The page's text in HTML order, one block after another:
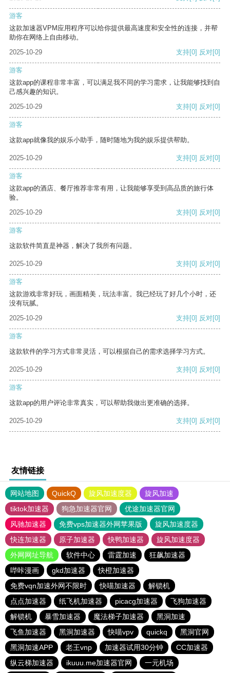
游客
这款加速器VPM应用程序可以给你提供最高速度和安全性的连接，并帮
助你在网络上自由移动。
2025-10-29
支持[0] 反对[0]
游客
这款app的课程非常丰富，可以满足我不同的学习需求，让我能够找到自
己感兴趣的知识。
2025-10-29
支持[0] 反对[0]
游客
这款app就像我的娱乐小助手，随时随地为我的娱乐提供帮助。
2025-10-29 支持[0] 反对[0]
游客
这款app的酒店、餐厅推荐非常有用，让我能够享受到高品质的旅行体
验。
2025-10-29
支持[0] 反对[0]
游客
这款软件简直是神器，解决了我所有问题。
2025-10-29 支持[0] 反对[0]
游客
这款游戏非常好玩，画面精美，玩法丰富。我已经玩了好几个小时，还
没有玩腻。
2025-10-29
支持[0] 反对[0]
游客
这款软件的学习方式非常灵活，可以根据自己的需求选择学习方式。
2025-10-29 支持[0] 反对[0]
游客
这款app的用户评论非常真实，可以帮助我做出更准确的选择。
2025-10-29 支持[0] 反对[0]
友情链接
网站地图 QuickQ 旋风加速度器
旋风加速
tiktok加速器
狗急加速器官网
优途加速器官网
风驰加速器
免费vps加速器外网苹果版
旋风加速度器
快连加速器
原子加速器 快鸭加速器
旋风加速度器
外网网址导航
软件中心 雷霆加速
狂飙加速器
哔咔漫画
gkd加速器
快橙加速器
免费vqn加速外网不限时
快喵加速器
解锁机
点点加速器
纸飞机加速器 picacg加速器
飞狗加速器
解锁机
暴雪加速器 魔法梯子加速器
黑洞加速
飞鱼加速器
黑洞加速器 快喵vpv quickq
黑洞官网
黑洞加速APP
老王vnp 加速器试用30分钟
CC加速器
纵云梯加速器
ikuuu.me加速器官网 一元机场